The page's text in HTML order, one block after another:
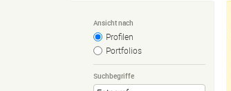
Ansicht nach
Profilen
Portfolios
Suchbegriffe